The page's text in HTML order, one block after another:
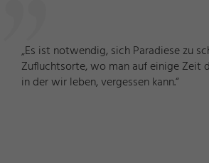
„Es ist notwendig, sich Paradiese zu
Zufluchtsorte, wo man auf einige Zeit
in der wir leben, vergessen kann.“